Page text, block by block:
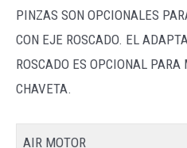
PINZAS SON OPCIONALES
CON EJE ROSCADO. EL
ROSCADO ES OPCIONAL PARA
CHAVETA.
AIR MOTOR